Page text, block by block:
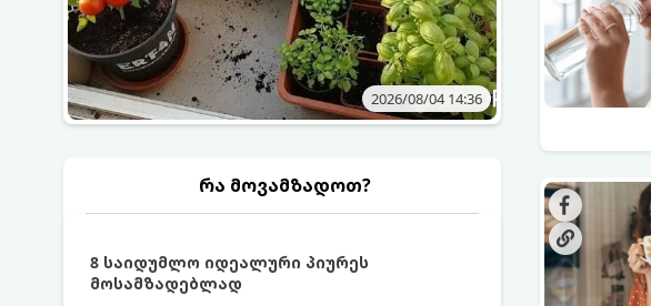
2026/08/04 14:36
რა მოვამზადოთ?
8 საიდუმლო იდეალური პიურეს
მოსამზადებლად